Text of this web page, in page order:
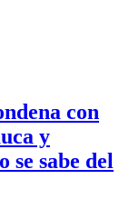
con
y
se sabe del